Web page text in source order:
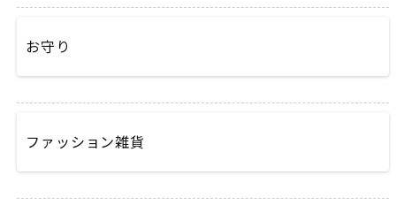
お守り
ファッション雑貨